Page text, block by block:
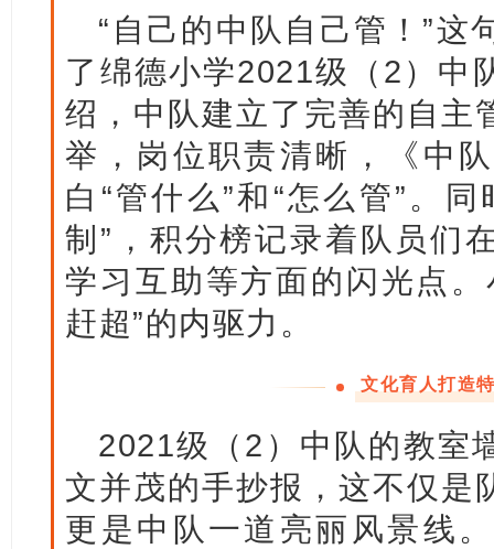
“自己的中队自己管！”这
了绵德小学2021级（2）中
绍，中队建立了完善的自主
举，岗位职责清晰，《中
白“管什么”和“怎么管”。
制”，积分榜记录着队员们
学习互助等方面的闪光点
赶超”的内驱力。
文化育人打造
2021级（2）中队的教室
文并茂的手抄报，这不仅是
更是中队一道亮丽风景线